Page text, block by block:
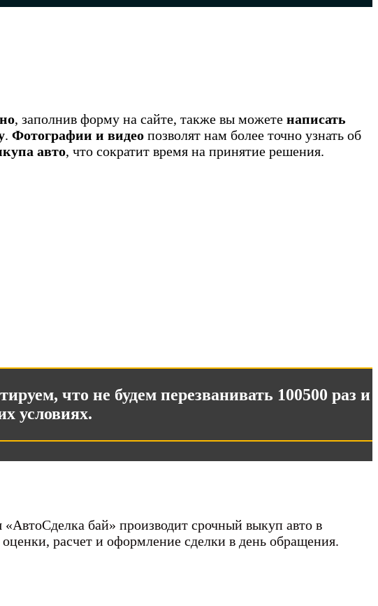
, заполнив форму на сайте, также вы можетенаписать
.Фотографии и видео позволят нам более точно узнать об
авто, что сократит время на принятие решения.
что не будем перезванивать 100500 раз и
условиях.
бай» производит срочный выкуп авто в
расчет и оформление сделки в день обращения.